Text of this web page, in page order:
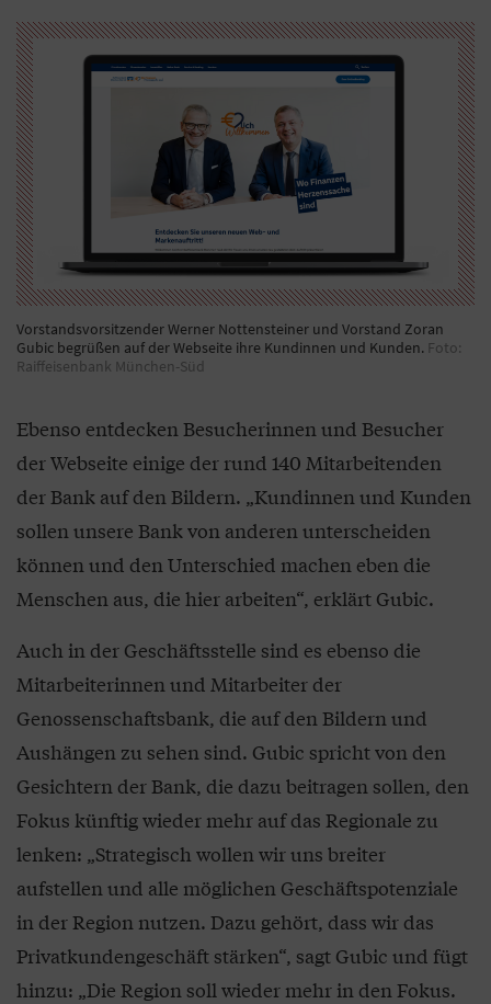
Vorstandsvorsitzender Werner Nottensteiner und Vorstand Zoran
Gubic begrüßen auf der Webseite ihre Kundinnen und Kunden. Foto:
Raiffeisenbank München-Süd
Ebenso entdecken Besucherinnen und Besucher
der Webseite einige der rund 140 Mitarbeitenden
der Bank auf den Bildern. „Kundinnen und Kunden
sollen unsere Bank von anderen unterscheiden
können und den Unterschied machen eben die
Menschen aus, die hier arbeiten“, erklärt Gubic.
Auch in der Geschäftsstelle sind es ebenso die
Mitarbeiterinnen und Mitarbeiter der
Genossenschaftsbank, die auf den Bildern und
Aushängen zu sehen sind. Gubic spricht von den
Gesichtern der Bank, die dazu beitragen sollen, den
Fokus künftig wieder mehr auf das Regionale zu
lenken: „Strategisch wollen wir uns breiter
aufstellen und alle möglichen Geschäftspotenziale
in der Region nutzen. Dazu gehört, dass wir das
Privatkundengeschäft stärken“, sagt Gubic und fügt
hinzu: „Die Region soll wieder mehr in den Fokus.